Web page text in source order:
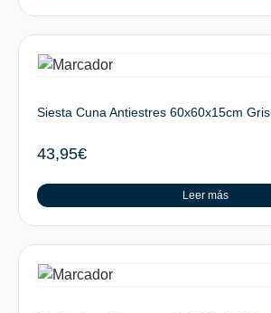
Siesta Cuna Antiestres 60x60x15cm Gris
43,95€
Leer más